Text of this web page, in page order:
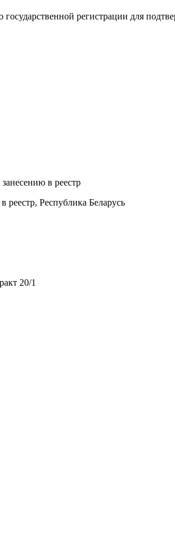
государственной регистрации для
в реестр
реестр, Республика Беларусь
20/1